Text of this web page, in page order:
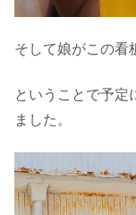
そして娘がこの看
ということで予定
ました。